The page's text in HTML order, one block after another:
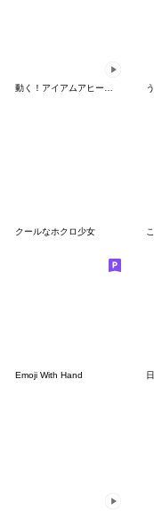
クールなホクロ少女
Emoji With Hand